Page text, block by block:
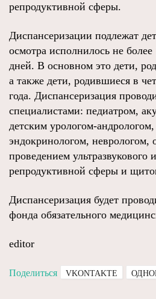
репродуктивной сферы.
Диспансеризации подлежат
осмотра исполнилось не
дней. В основном это дети,
а также дети, родившиеся в
года. Диспансеризация
специалистами: педиатром,
детским урологом-
эндокринологом, неврологом,
проведением ультразвукового
репродуктивной сферы и
Диспансеризация будет
фонда обязательного
editor
Поделиться VKONTAKTE